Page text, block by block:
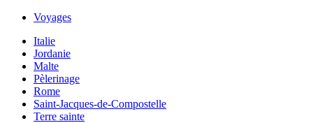
Voyages
Italie
Jordanie
Malte
Pèlerinage
Rome
Saint-Jacques-de-Compostelle
Terre sainte